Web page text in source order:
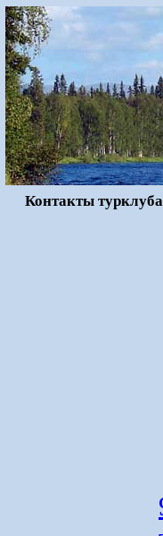
Контакты турклуба